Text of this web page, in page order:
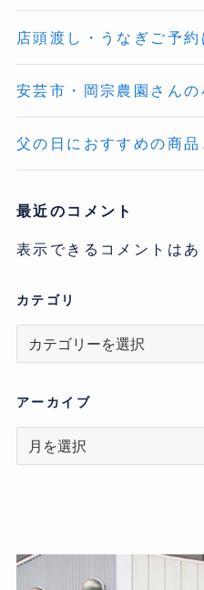
店頭渡し・うなぎご予
安芸市・岡宗農園さん
父の日におすすめの商品
最近のコメント
表示できるコメントはあ
カテゴリ
リ
アーカイブ
ア